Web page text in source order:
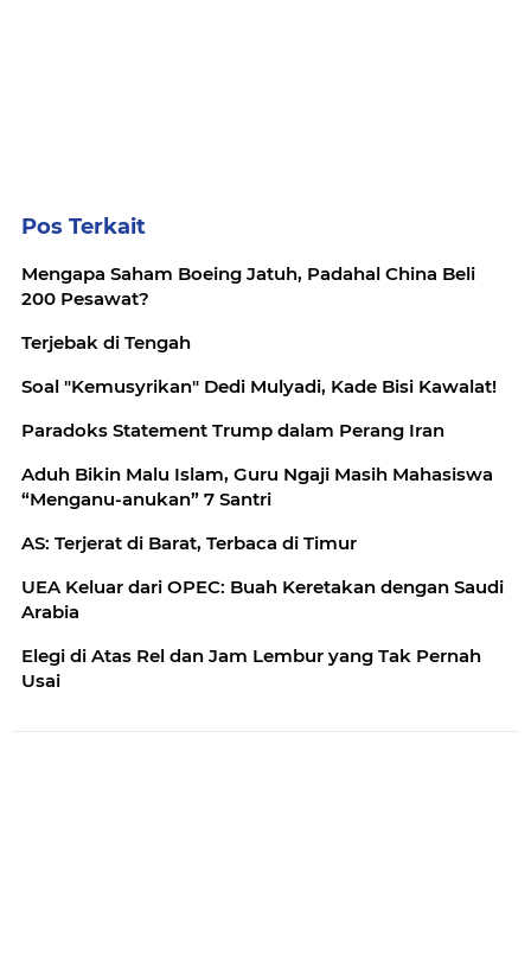
Pos Terkait
Mengapa Saham Boeing Jatuh, Padahal China Beli
200 Pesawat?
Terjebak di Tengah
Soal "Kemusyrikan" Dedi Mulyadi, Kade Bisi Kawalat!
Paradoks Statement Trump dalam Perang Iran
Aduh Bikin Malu Islam, Guru Ngaji Masih Mahasiswa
“Menganu-anukan” 7 Santri
AS: Terjerat di Barat, Terbaca di Timur
UEA Keluar dari OPEC: Buah Keretakan dengan Saudi
Arabia
Elegi di Atas Rel dan Jam Lembur yang Tak Pernah
Usai